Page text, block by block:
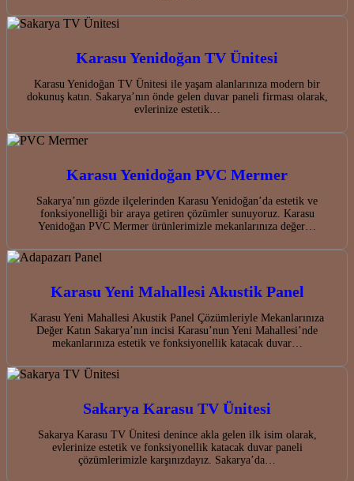
Karasu Yenidoğan TV Ünitesi
Karasu Yenidoğan TV Ünitesi ile yaşam alanlarınıza modern bir
dokunuş katın. Sakarya’nın önde gelen duvar paneli firması olarak,
evlerinize estetik…
Karasu Yenidoğan PVC Mermer
Sakarya’nın gözde ilçelerinden Karasu Yenidoğan’da estetik ve
fonksiyonelliği bir araya getiren çözümler sunuyoruz. Karasu
Yenidoğan PVC Mermer ürünlerimizle mekanlarınıza değer…
Karasu Yeni Mahallesi Akustik Panel
Karasu Yeni Mahallesi Akustik Panel Çözümleriyle Mekanlarınıza
Değer Katın Sakarya’nın incisi Karasu’nun Yeni Mahallesi’nde
mekanlarınıza estetik ve fonksiyonellik katacak duvar…
Sakarya Karasu TV Ünitesi
Sakarya Karasu TV Ünitesi denince akla gelen ilk isim olarak,
evlerinize estetik ve fonksiyonellik katacak duvar paneli
çözümlerimizle karşınızdayız. Sakarya’da…